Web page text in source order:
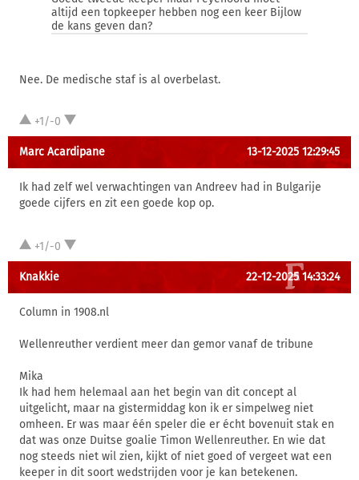
altijd een topkeeper hebben nog een keer Bijlow
de kans geven dan?
Nee. De medische staf is al overbelast.
+1/-0
Marc Acardipane 13-12-2025 12:29:45
Ik had zelf wel verwachtingen van Andreev had in Bulgarije
goede cijfers en zit een goede kop op.
+1/-0
Knakkie 22-12-2025 14:33:24
Column in 1908.nl
Wellenreuther verdient meer dan gemor vanaf de tribune
Mika
Ik had hem helemaal aan het begin van dit concept al
uitgelicht, maar na gistermiddag kon ik er simpelweg niet
omheen. Er was maar één speler die er écht bovenuit stak en
dat was onze Duitse goalie Timon Wellenreuther. En wie dat
nog steeds niet wil zien, kijkt of niet goed of vergeet wat een
keeper in dit soort wedstrijden voor je kan betekenen.